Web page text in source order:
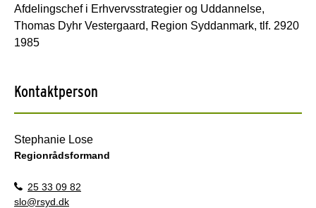
Afdelingschef i Erhvervsstrategier og Uddannelse,
Thomas Dyhr Vestergaard, Region Syddanmark, tlf. 2920
1985
Kontaktperson
Stephanie Lose
Regionrådsformand
25 33 09 82
slo@rsyd.dk